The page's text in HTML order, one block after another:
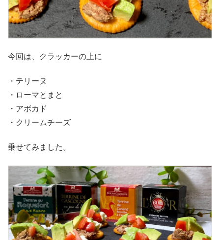
今回は、クラッカーの上に
・テリーヌ
・ローマとまと
・アボカド
・クリームチーズ
乗せてみました。